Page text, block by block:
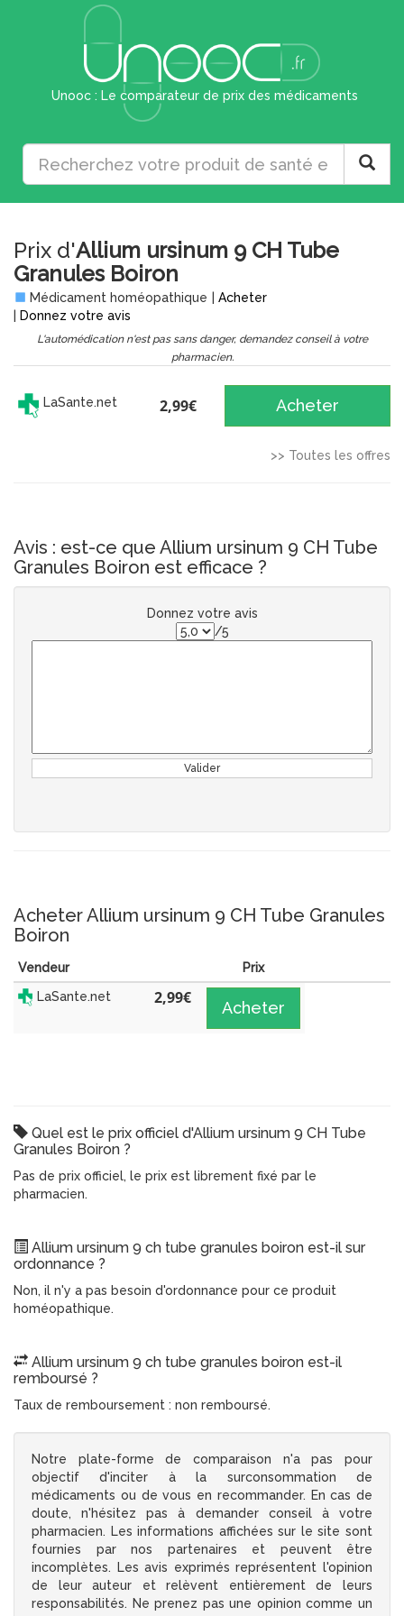
Unooc : Le comparateur de prix des médicaments
Prix d'Allium ursinum 9 CH Tube
Granules Boiron
Médicament homéopathique
Acheter
Donnez votre avis
L'automédication n'est pas sans danger, demandez conseil à votre
pharmacien.
LaSante.net 2,99€ Acheter
>> Toutes les offres
Avis : est-ce que Allium ursinum 9 CH Tube
Granules Boiron est efficace ?
Donnez votre avis
/5
Valider
Acheter Allium ursinum 9 CH Tube Granules
Boiron
Vendeur
Prix
LaSante.net
2,99€
Acheter
Quel est le prix officiel d'Allium ursinum 9 CH Tube
Granules Boiron ?
Pas de prix officiel, le prix est librement fixé par le
pharmacien.
Allium ursinum 9 ch tube granules boiron est-il sur
ordonnance ?
Non, il n'y a pas besoin d'ordonnance pour ce produit
homéopathique.
Allium ursinum 9 ch tube granules boiron est-il
remboursé ?
Taux de remboursement : non remboursé.
Notre plate-forme de comparaison n'a pas pour
objectif d'inciter à la surconsommation de
médicaments ou de vous en recommander. En cas de
doute, n'hésitez pas à demander conseil à votre
pharmacien. Les informations affichées sur le site sont
fournies par nos partenaires et peuvent être
incomplètes. Les avis exprimés représentent l'opinion
de leur auteur et relèvent entièrement de leurs
responsabilités. Ne prenez pas une opinion comme un